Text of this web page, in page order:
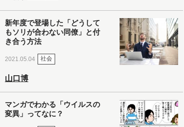
新年度で登場した「どうして
もソリが合わない同僚」と付
き合う方法
2021.05.04 社会
山口博
マンガでわかる「ウイルスの
変異」ってなに？